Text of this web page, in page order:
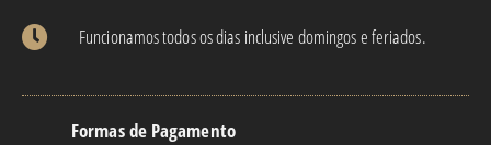
Funcionamos todos os dias inclusive domingos e feriados.
Formas de Pagamento